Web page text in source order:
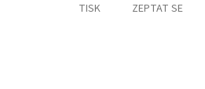
TISK ZEPTAT SE